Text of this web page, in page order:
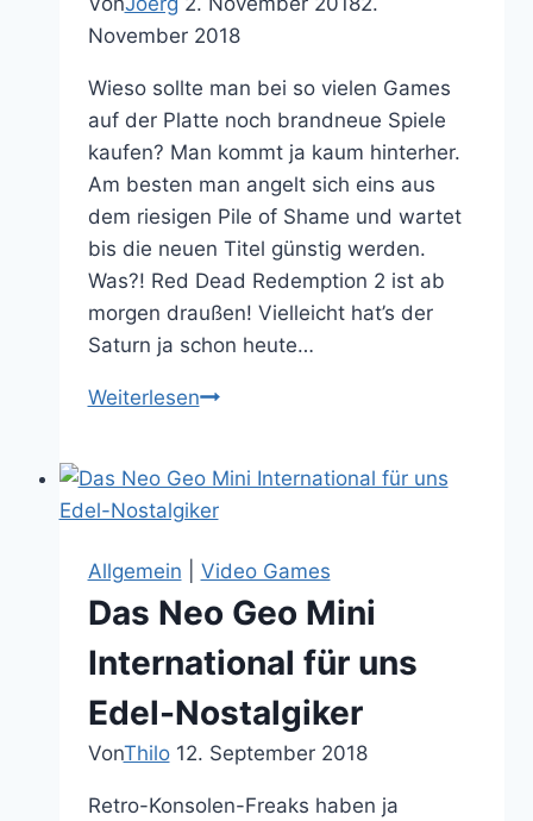
November 2018
Wieso sollte man bei so vielen Games
auf der Platte noch brandneue Spiele
kaufen? Man kommt ja kaum hinterher.
Am besten man angelt sich eins aus
dem riesigen Pile of Shame und wartet
bis die neuen Titel günstig werden.
Was?! Red Dead Redemption 2 ist ab
morgen draußen! Vielleicht hat’s der
Saturn ja schon heute…
WeiterlesenWarum
Red
Dead
2
einen
Therapeuten
Allgemein Video Games
Das Neo Geo Mini
International für uns
Edel-Nostalgiker
VonThilo 12. September 2018
Retro-Konsolen-Freaks haben ja